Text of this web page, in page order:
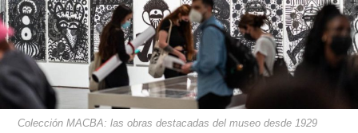
Colección MACBA: las obras destacadas del museo desde 1929